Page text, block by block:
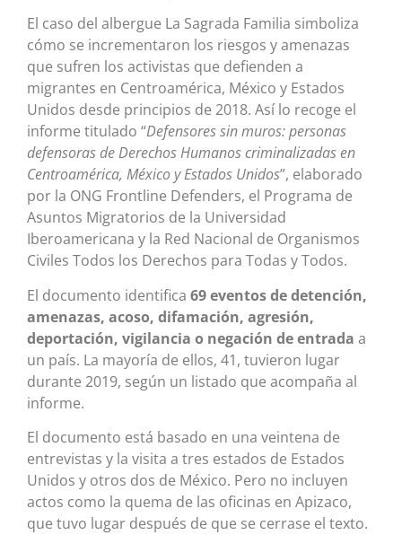
El caso del albergue La Sagrada Familia simboliza
cómo se incrementaron los riesgos y amenazas
que sufren los activistas que defienden a
migrantes en Centroamérica, México y Estados
Unidos desde principios de 2018. Así lo recoge el
informe titulado “Defensores sin muros: personas
defensoras de Derechos Humanos criminalizadas en
Centroamérica, México y Estados Unidos”, elaborado
por la ONG Frontline Defenders, el Programa de
Asuntos Migratorios de la Universidad
Iberoamericana y la Red Nacional de Organismos
Civiles Todos los Derechos para Todas y Todos.
El documento identifica 69 eventos de detención,
amenazas, acoso, difamación, agresión,
deportación, vigilancia o negación de entrada a
un país. La mayoría de ellos, 41, tuvieron lugar
durante 2019, según un listado que acompaña al
informe.
El documento está basado en una veintena de
entrevistas y la visita a tres estados de Estados
Unidos y otros dos de México. Pero no incluyen
actos como la quema de las oficinas en Apizaco,
que tuvo lugar después de que se cerrase el texto.